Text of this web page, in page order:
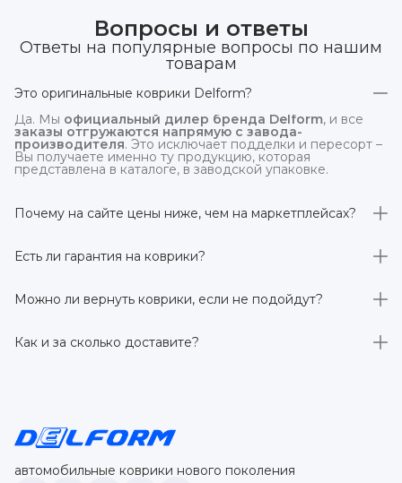
Вопросы и ответы
Ответы на популярные вопросы по нашим
товарам
Это оригинальные коврики Delform?
Да. Мы официальный дилер бренда Delform, и все
заказы отгружаются напрямую с завода-
производителя. Это исключает подделки и пересорт –
Вы получаете именно ту продукцию, которая
представлена в каталоге, в заводской упаковке.
Почему на сайте цены ниже, чем на маркетплейсах?
отгрузка идётнапрямую со склада производителя
без посредников.
Есть ли гарантия на коврики?
производителя 3 года. Если в течение этого срока
обнаружится производственный дефект – заменим
Можно ли вернуть коврики, если не подойдут?
заказанного дистанционно,без объяснения причин –
при условии сохранения товарного вида. Если коврик не
Как и за сколько доставите?
автомобильные коврики нового поколения